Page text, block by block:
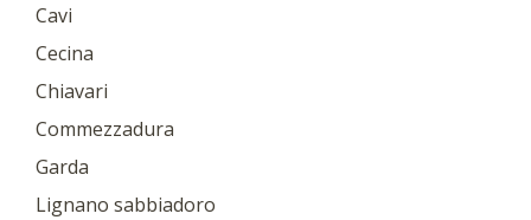
Cavi
Cecina
Chiavari
Commezzadura
Garda
Lignano sabbiadoro